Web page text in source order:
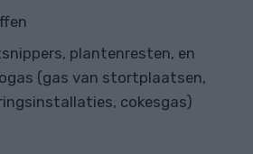
plantenresten, en
(gas van stortplaatsen,
cokesgas)